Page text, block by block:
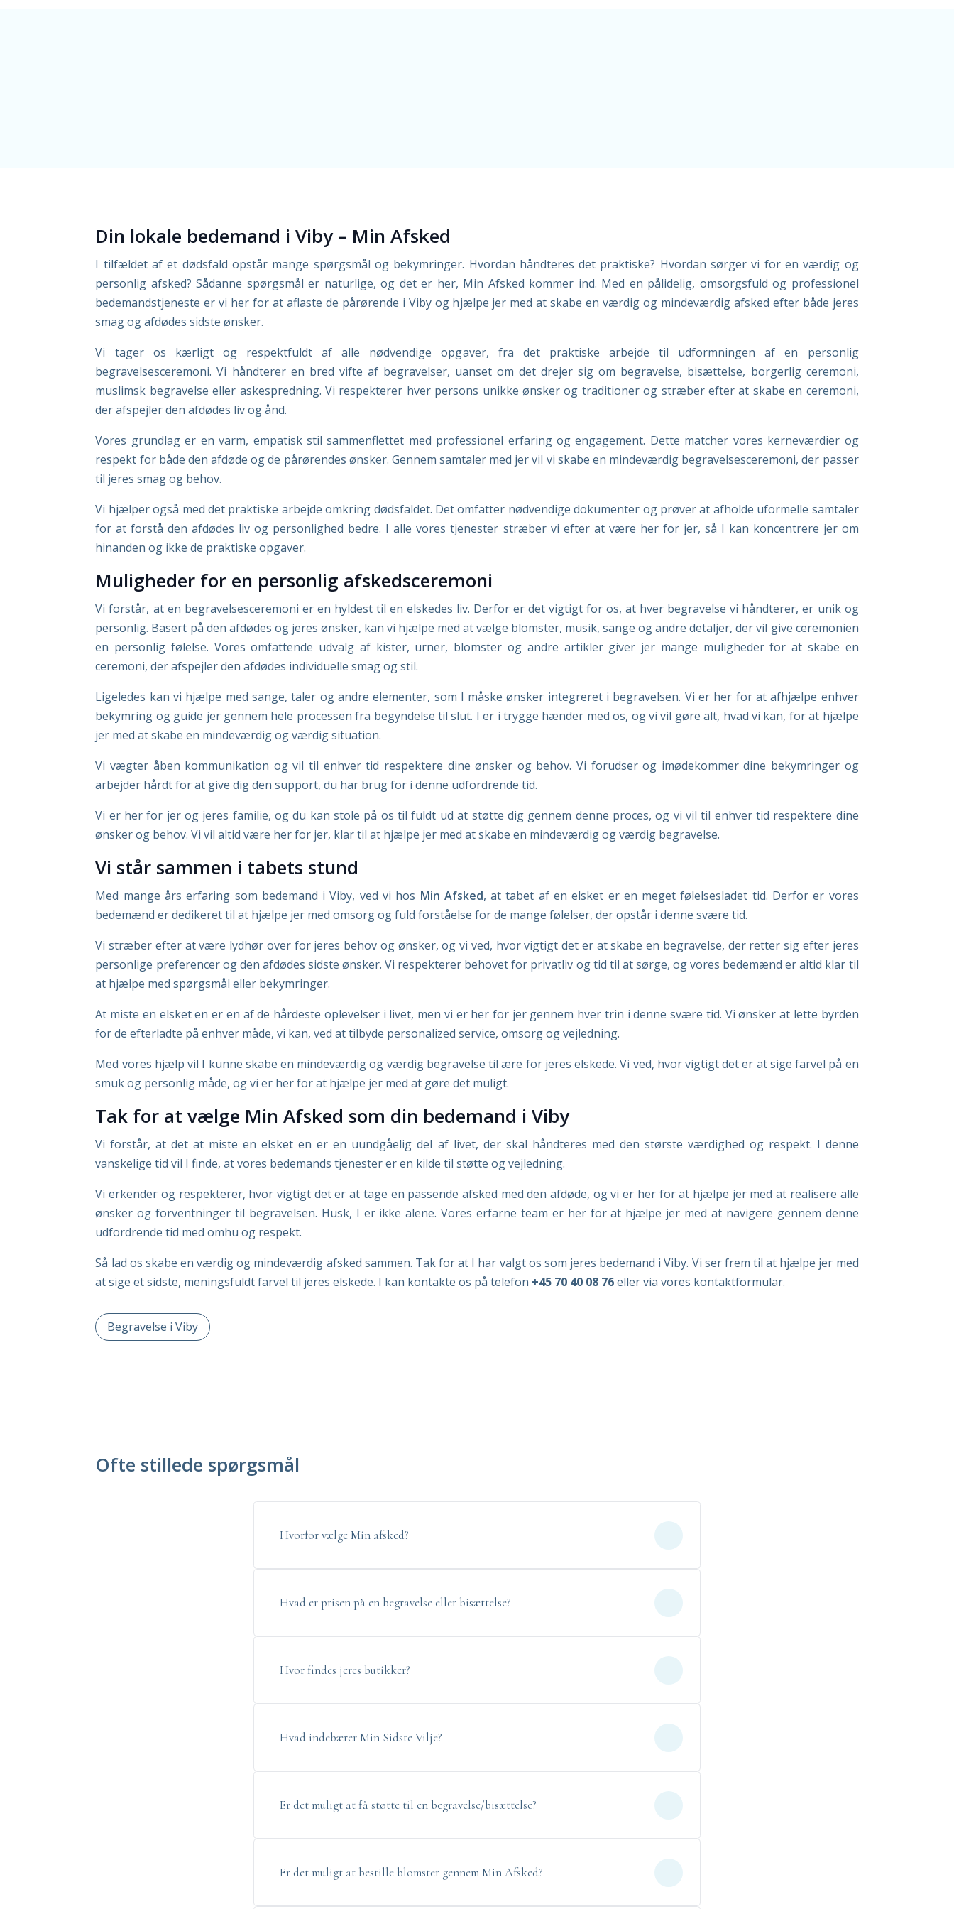
Din lokale bedemand i Viby – Min Afsked
I tilfældet af et dødsfald opstår mange spørgsmål og bekymringer. Hvordan håndteres det praktiske? Hvordan sørger vi for en værdig og
personlig afsked? Sådanne spørgsmål er naturlige, og det er her, Min Afsked kommer ind. Med en pålidelig, omsorgsfuld og professionel
bedemandstjeneste er vi her for at aflaste de pårørende i Viby og hjælpe jer med at skabe en værdig og mindeværdig afsked efter både jeres
smag og afdødes sidste ønsker.
Vi tager os kærligt og respektfuldt af alle nødvendige opgaver, fra det praktiske arbejde til udformningen af en personlig
begravelsesceremoni. Vi håndterer en bred vifte af begravelser, uanset om det drejer sig om begravelse, bisættelse, borgerlig ceremoni,
muslimsk begravelse eller askespredning. Vi respekterer hver persons unikke ønsker og traditioner og stræber efter at skabe en ceremoni,
der afspejler den afdødes liv og ånd.
Vores grundlag er en varm, empatisk stil sammenflettet med professionel erfaring og engagement. Dette matcher vores kerneværdier og
respekt for både den afdøde og de pårørendes ønsker. Gennem samtaler med jer vil vi skabe en mindeværdig begravelsesceremoni, der passer
til jeres smag og behov.
Vi hjælper også med det praktiske arbejde omkring dødsfaldet. Det omfatter nødvendige dokumenter og prøver at afholde uformelle samtaler
for at forstå den afdødes liv og personlighed bedre. I alle vores tjenester stræber vi efter at være her for jer, så I kan koncentrere jer om
hinanden og ikke de praktiske opgaver.
Muligheder for en personlig afskedsceremoni
Vi forstår, at en begravelsesceremoni er en hyldest til en elskedes liv. Derfor er det vigtigt for os, at hver begravelse vi håndterer, er unik og
personlig. Basert på den afdødes og jeres ønsker, kan vi hjælpe med at vælge blomster, musik, sange og andre detaljer, der vil give ceremonien
en personlig følelse. Vores omfattende udvalg af kister, urner, blomster og andre artikler giver jer mange muligheder for at skabe en
ceremoni, der afspejler den afdødes individuelle smag og stil.
Ligeledes kan vi hjælpe med sange, taler og andre elementer, som I måske ønsker integreret i begravelsen. Vi er her for at afhjælpe enhver
bekymring og guide jer gennem hele processen fra begyndelse til slut. I er i trygge hænder med os, og vi vil gøre alt, hvad vi kan, for at hjælpe
jer med at skabe en mindeværdig og værdig situation.
Vi vægter åben kommunikation og vil til enhver tid respektere dine ønsker og behov. Vi forudser og imødekommer dine bekymringer og
arbejder hårdt for at give dig den support, du har brug for i denne udfordrende tid.
Vi er her for jer og jeres familie, og du kan stole på os til fuldt ud at støtte dig gennem denne proces, og vi vil til enhver tid respektere dine
ønsker og behov. Vi vil altid være her for jer, klar til at hjælpe jer med at skabe en mindeværdig og værdig begravelse.
Vi står sammen i tabets stund
Med mange års erfaring som bedemand i Viby, ved vi hos Min Afsked, at tabet af en elsket er en meget følelsesladet tid. Derfor er vores
bedemænd er dedikeret til at hjælpe jer med omsorg og fuld forståelse for de mange følelser, der opstår i denne svære tid.
Vi stræber efter at være lydhør over for jeres behov og ønsker, og vi ved, hvor vigtigt det er at skabe en begravelse, der retter sig efter jeres
personlige preferencer og den afdødes sidste ønsker. Vi respekterer behovet for privatliv og tid til at sørge, og vores bedemænd er altid klar til
at hjælpe med spørgsmål eller bekymringer.
At miste en elsket en er en af de hårdeste oplevelser i livet, men vi er her for jer gennem hver trin i denne svære tid. Vi ønsker at lette byrden
for de efterladte på enhver måde, vi kan, ved at tilbyde personalized service, omsorg og vejledning.
Med vores hjælp vil I kunne skabe en mindeværdig og værdig begravelse til ære for jeres elskede. Vi ved, hvor vigtigt det er at sige farvel på en
smuk og personlig måde, og vi er her for at hjælpe jer med at gøre det muligt.
Tak for at vælge Min Afsked som din bedemand i Viby
Vi forstår, at det at miste en elsket en er en uundgåelig del af livet, der skal håndteres med den største værdighed og respekt. I denne
vanskelige tid vil I finde, at vores bedemands tjenester er en kilde til støtte og vejledning.
Vi erkender og respekterer, hvor vigtigt det er at tage en passende afsked med den afdøde, og vi er her for at hjælpe jer med at realisere alle
ønsker og forventninger til begravelsen. Husk, I er ikke alene. Vores erfarne team er her for at hjælpe jer med at navigere gennem denne
udfordrende tid med omhu og respekt.
Så lad os skabe en værdig og mindeværdig afsked sammen. Tak for at I har valgt os som jeres bedemand i Viby. Vi ser frem til at hjælpe jer med
at sige et sidste, meningsfuldt farvel til jeres elskede. I kan kontakte os på telefon +45 70 40 08 76eller via vores kontaktformular.
Begravelse i Viby
Ofte stillede spørgsmål
Hvorfor vælge Min afsked?
Hvad er prisen på en begravelse eller bisættelse?
Hvor findes jeres butikker?
Hvad indebærer Min Sidste Vilje?
Er det muligt at få støtte til en begravelse/bisættelse?
Er det muligt at bestille blomster gennem Min Afsked?